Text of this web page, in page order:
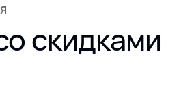
скидками